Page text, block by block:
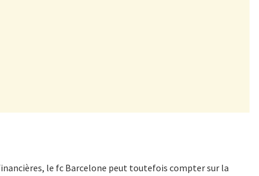
le fc Barcelone peut toutefois compter sur la